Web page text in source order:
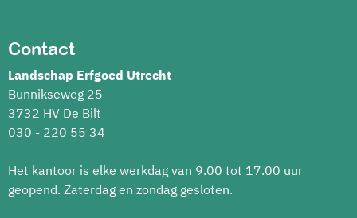
Contact
Landschap Erfgoed Utrecht
Bunnikseweg 25
3732 HV De Bilt
030 - 220 55 34
Het kantoor is elke werkdag van 9.00 tot 17.00 uur
geopend. Zaterdag en zondag gesloten.